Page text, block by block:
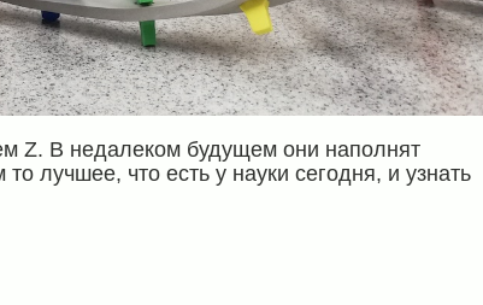
Z. В недалеком будущем они наполнят
лучшее, что есть у науки сегодня, и узнать